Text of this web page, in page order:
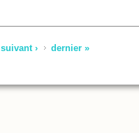
suivant › dernier »